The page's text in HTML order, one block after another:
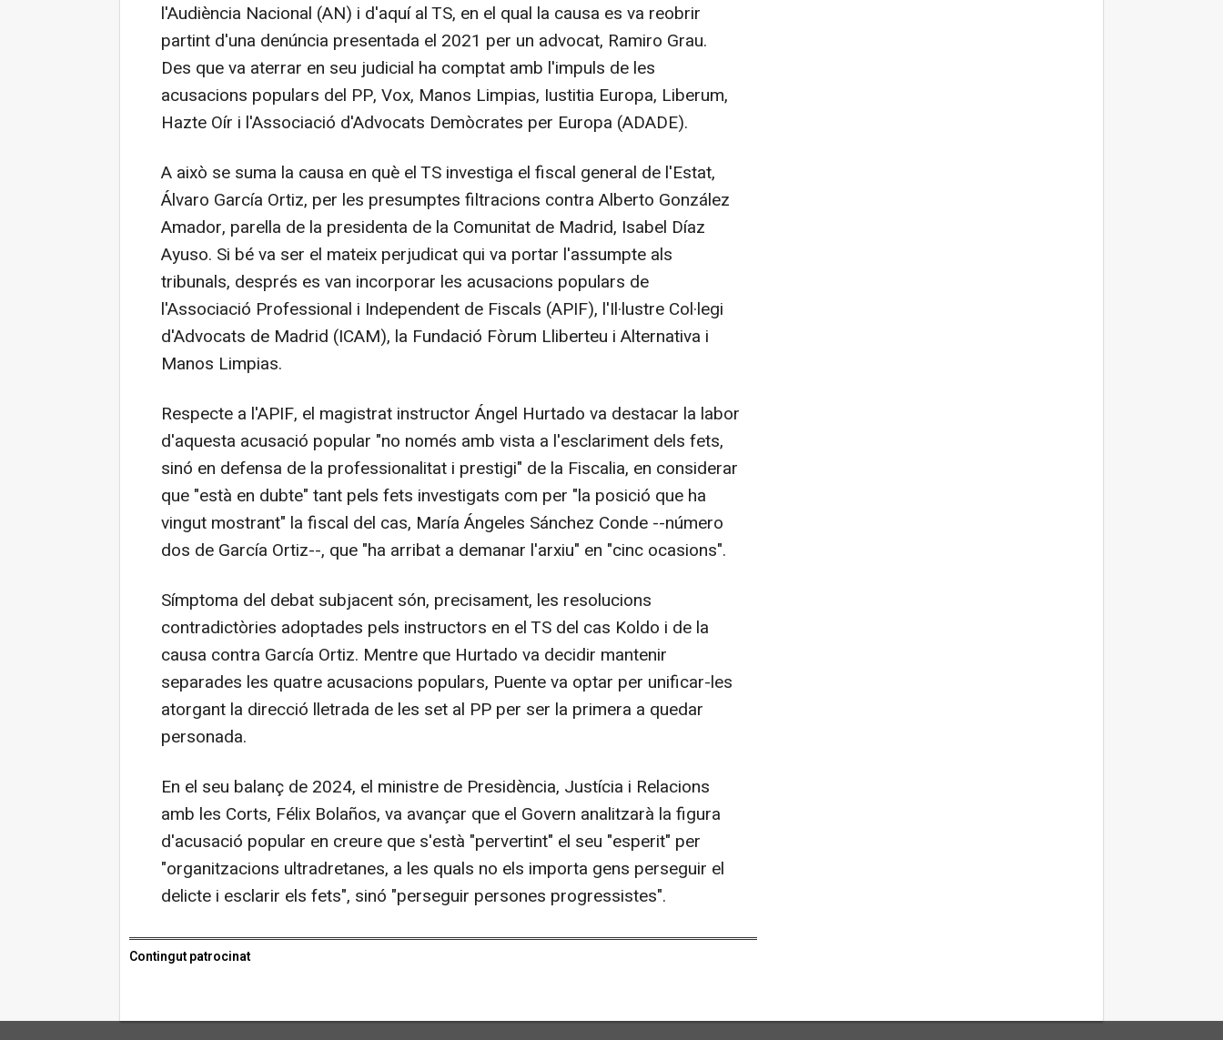
l'Audiència Nacional (AN) i d'aquí al TS, en el qual la causa es va reobrir
partint d'una denúncia presentada el 2021 per un advocat, Ramiro Grau.
Des que va aterrar en seu judicial ha comptat amb l'impuls de les
acusacions populars del PP, Vox, Manos Limpias, Iustitia Europa, Liberum,
Hazte Oír i l'Associació d'Advocats Demòcrates per Europa (ADADE).
A això se suma la causa en què el TS investiga el fiscal general de l'Estat,
Álvaro García Ortiz, per les presumptes filtracions contra Alberto González
Amador, parella de la presidenta de la Comunitat de Madrid, Isabel Díaz
Ayuso. Si bé va ser el mateix perjudicat qui va portar l'assumpte als
tribunals, després es van incorporar les acusacions populars de
l'Associació Professional i Independent de Fiscals (APIF), l'Il·lustre Col·legi
d'Advocats de Madrid (ICAM), la Fundació Fòrum Lliberteu i Alternativa i
Manos Limpias.
Respecte a l'APIF, el magistrat instructor Ángel Hurtado va destacar la labor
d'aquesta acusació popular "no només amb vista a l'esclariment dels fets,
sinó en defensa de la professionalitat i prestigi" de la Fiscalia, en considerar
que "està en dubte" tant pels fets investigats com per "la posició que ha
vingut mostrant" la fiscal del cas, María Ángeles Sánchez Conde --número
dos de García Ortiz--, que "ha arribat a demanar l'arxiu" en "cinc ocasions".
Símptoma del debat subjacent són, precisament, les resolucions
contradictòries adoptades pels instructors en el TS del cas Koldo i de la
causa contra García Ortiz. Mentre que Hurtado va decidir mantenir
separades les quatre acusacions populars, Puente va optar per unificar-les
atorgant la direcció lletrada de les set al PP per ser la primera a quedar
personada.
En el seu balanç de 2024, el ministre de Presidència, Justícia i Relacions
amb les Corts, Félix Bolaños, va avançar que el Govern analitzarà la figura
d'acusació popular en creure que s'està "pervertint" el seu "esperit" per
"organitzacions ultradretanes, a les quals no els importa gens perseguir el
delicte i esclarir els fets", sinó "perseguir persones progressistes".
Contingut patrocinat